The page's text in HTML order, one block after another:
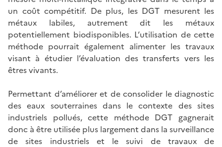
un coût compétitif. De plus, les DGT mesurent les
métaux labiles, autrement dit les métaux
potentiellement biodisponibles. L’utilisation de cette
méthode pourrait également alimenter les travaux
visant à étudier l’évaluation des transferts vers les
êtres vivants.
Permettant d’améliorer et de consolider le diagnostic
des eaux souterraines dans le contexte des sites
industriels pollués, cette méthode DGT gagnerait
donc à être utilisée plus largement dans la surveillance
de sites industriels et le suivi de travaux de